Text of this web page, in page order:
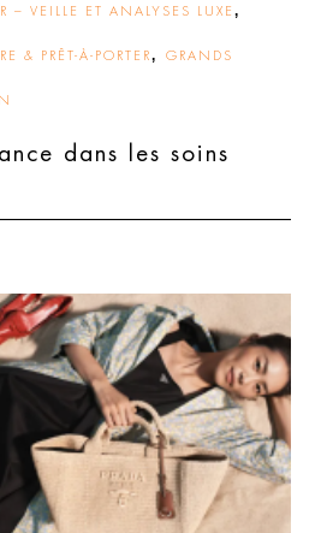
– VEILLE ET ANALYSES LUXE ,
& PRÊT-À-PORTER, GRANDS
dans les soins